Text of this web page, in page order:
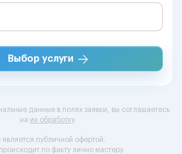
Выбор услуги
данные в полях заявки, вы соглашаетесь
на их обработку.
является публичной офертой.
по факту лично мастеру.